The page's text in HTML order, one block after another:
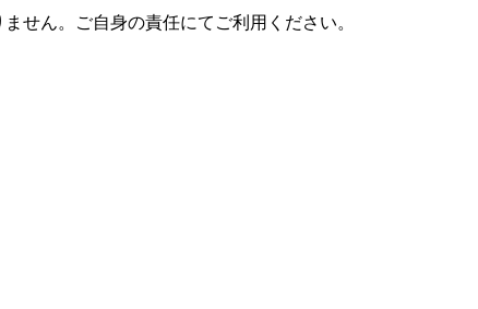
せん。ご自身の責任にてご利用ください。